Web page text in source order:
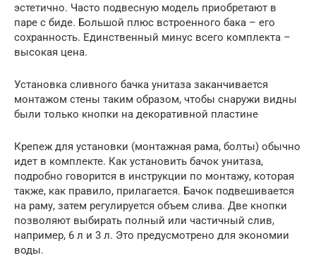
эстетично. Часто подвесную модель приобретают в
паре с биде. Большой плюс встроенного бака – его
сохранность. Единственный минус всего комплекта –
высокая цена.
Установка сливного бачка унитаза заканчивается
монтажом стены таким образом, чтобы снаружи видны
были только кнопки на декоративной пластине
Крепеж для установки (монтажная рама, болты) обычно
идет в комплекте. Как установить бачок унитаза,
подробно говорится в инструкции по монтажу, которая
также, как правило, прилагается. Бачок подвешивается
на раму, затем регулируется объем слива. Две кнопки
позволяют выбирать полный или частичный слив,
например, 6 л и 3 л. Это предусмотрено для экономии
воды.